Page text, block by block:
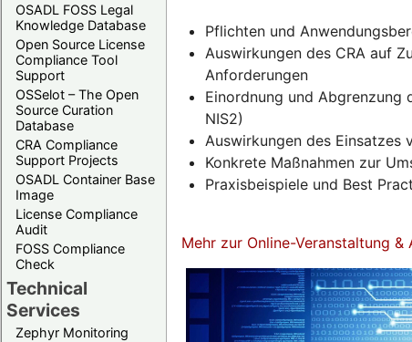
OSADL FOSS Legal
Knowledge Database
Open Source License
Compliance Tool
Support
OSSelot – The Open
Source Curation
Database
CRA Compliance
Support Projects
OSADL Container Base
Image
License Compliance
Audit
FOSS Compliance
Check
Technical
Services
Zephyr Monitoring
Pflichten und
Auswirkungen des CRA auf
Anforderungen
Einordnung und Abgrenzung
NIS2)
Auswirkungen des Einsatzes
Konkrete Maßnahmen zur
Praxisbeispiele und Best
Mehr zur Online-Veranstaltung &